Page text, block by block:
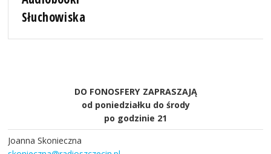
Słuchowiska
DO FONOSFERY ZAPRASZAJĄ
od poniedziałku do środy
po godzinie 21
Joanna Skonieczna